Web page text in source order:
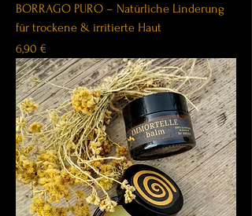
BORRAGO PURO – Natürliche Linderung
für trockene & irritierte Haut
Price
6,90 €